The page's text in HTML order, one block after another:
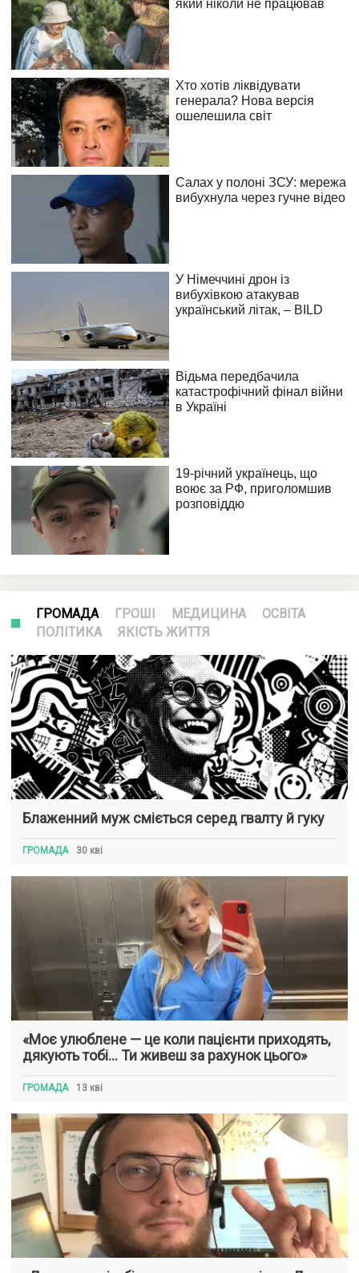
ГРОМАДА ГРОШІ МЕДИЦИНА
ОСВІТА
ПОЛІТИКА
ЯКІСТЬ ЖИТТЯ
Блаженний муж сміється серед гвалту й гуку
ГРОМАДА 30 кві
«Моє улюблене — це коли пацієнти приходять,
дякують тобі… Ти живеш за рахунок цього»
ГРОМАДА 13 кві